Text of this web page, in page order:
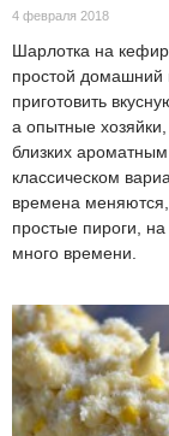
4 февраля 2018
Шарлотка на
простой домашний
приготовить
а опытные
близких
классическом
времена
простые пироги,
много времени.